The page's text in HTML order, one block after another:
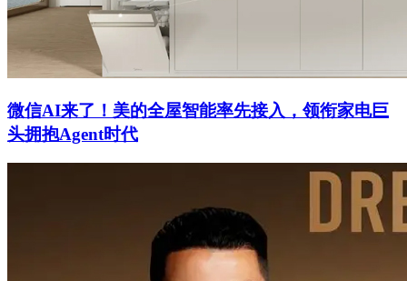
微信AI来了！美的全屋智能率先接入，领衔家电巨
头拥抱Agent时代